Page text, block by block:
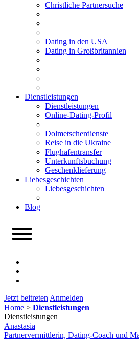
Christliche Partnersuche
Dating in den USA
Dating in Großbritannien
Dienstleistungen
Dienstleistungen
Online-Dating-Profil
Dolmetscherdienste
Reise in die Ukraine
Flughafentransfer
Unterkunftsbuchung
Geschenklieferung
Liebesgeschichten
Liebesgeschichten
Blog
Jetzt beitreten Anmelden
Home > Dienstleistungen
Dienstleistungen
Anastasia
Partnervermittlerin, Dating-Coach und